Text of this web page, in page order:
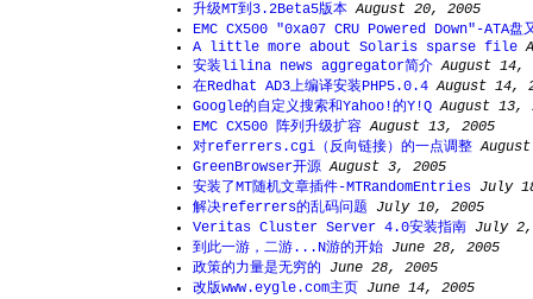
升级MT到3.2Beta5版本 August 20, 2005
EMC CX500 "0xa07 CRU Powered Down"-ATA盘
A little more about Solaris sparse file
安装lilina news aggregator简介 August 14,
在Redhat AD3上编译安装PHP5.0.4 August 14,
Google的自定义搜索和Yahoo!的Y!Q August 13,
EMC CX500 阵列升级扩容 August 13, 2005
对referrers.cgi（反向链接）的一点调整
GreenBrowser开源 August 3, 2005
安装了MT随机文章插件-MTRandomEntries July
解决referrers的乱码问题 July 10, 2005
Veritas Cluster Server 4.0安装指南 July 2,
到此一游，二游...N游的开始 June 28, 2005
政策的力量是无穷的 June 28, 2005
改版www.eygle.com主页 June 14, 2005